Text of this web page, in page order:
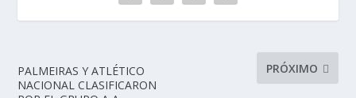
PALMEIRAS Y ATLÉTICO
NACIONAL CLASIFICARON
PRÓXIMO